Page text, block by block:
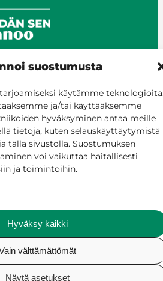
suostumusta
käytämme
ja/tai käyttääksemme
hyväksyminen antaa meille
tietoja, kuten selauskäyttäytymistä
tällä sivustolla. Suostumuksen
voi vaikuttaa haitallisesti
ja toimintoihin.
Hyväksy kaikki
välttämättömät
Näytä asetukset
2025
palautetta
verkossa
ja maksaminen